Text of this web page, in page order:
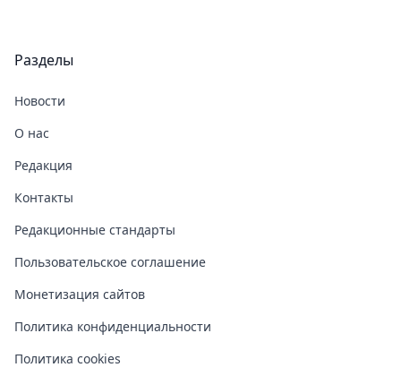
Разделы
Новости
О нас
Редакция
Контакты
Редакционные стандарты
Пользовательское соглашение
Монетизация сайтов
Политика конфиденциальности
Политика cookies